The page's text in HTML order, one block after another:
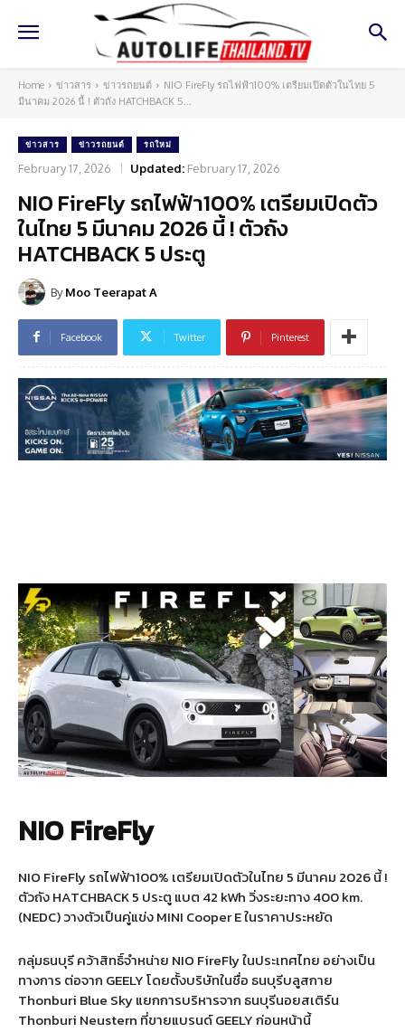
Home ข่าวสาร ข่าวรถยนต์
NIO FireFly รถไฟฟ้า100% เตรียมเปิดตัวในไทย 5
มีนาคม 2026 นี้ ! ตัวถัง HATCHBACK 5...
ข่าวสาร ข่าวรถยนต์ รถใหม่
February 17, 2026 Updated: February 17, 2026
NIO FireFly รถไฟฟ้า100% เตรียมเปิดตัว
ในไทย 5 มีนาคม 2026 นี้ ! ตัวถัง
HATCHBACK 5 ประตู
By Moo Teerapat A
Facebook Twitter Pinterest
NIO FireFly
NIO FireFly รถไฟฟ้า100% เตรียมเปิดตัวในไทย 5 มีนาคม 2026 นี้ !
ตัวถัง HATCHBACK 5 ประตู แบต 42 kWh วิ่งระยะทาง 400 km.
(NEDC) วางตัวเป็นคู่แข่ง MINI Cooper E ในราคาประหยัด
กลุ่มธนบุรี คว้าสิทธิ์จำหน่าย NIO FireFly ในประเทศไทย อย่างเป็น
ทางการ ต่อจาก GEELY โดยตั้งบริษัทในชื่อ ธนบุรีบลูสกาย
Thonburi Blue Sky แยกการบริหารจาก ธนบุรีนอยสเติร์น
Thonburi Neustern ที่ขายแบรนด์ GEELY ก่อนหน้านี้